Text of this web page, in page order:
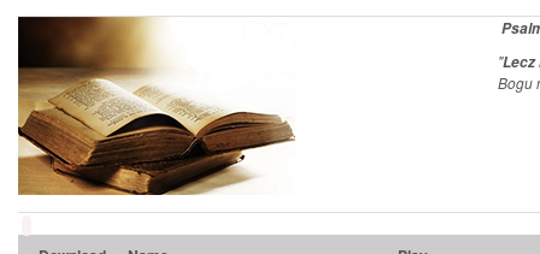
"Lecz
Bogu